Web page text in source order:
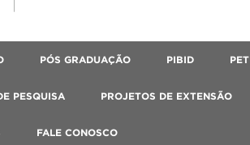
PÓS GRADUAÇÃO PIBID PET
PESQUISA PROJETOS DE EXTENSÃO
FALE CONOSCO